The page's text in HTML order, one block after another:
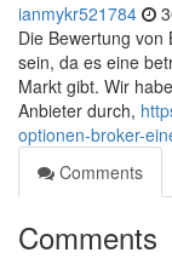
ianmykr521784
Die Bewertung
sein, da es eine
Markt gibt. Wir
Anbieter durch,
optionen-broker-
Comments
Comments